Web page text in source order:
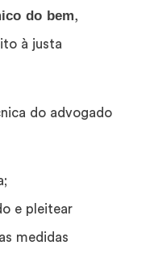
do bem,
à justa
do advogado
e pleitear
medidas